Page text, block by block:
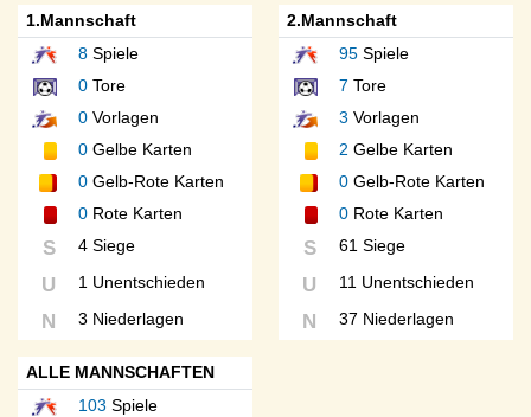
1.Mannschaft
8 Spiele
0 Tore
0 Vorlagen
0 Gelbe Karten
0 Gelb-Rote Karten
0 Rote Karten
S 4 Siege
U 1 Unentschieden
N 3 Niederlagen
2.Mannschaft
95Spiele
7 Tore
3 Vorlagen
2 Gelbe Karten
0Gelb-Rote Karten
0Rote Karten
S 61 Siege
U 11 Unentschieden
N 37 Niederlagen
ALLE MANNSCHAFTEN
103 Spiele